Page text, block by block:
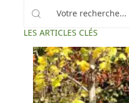
LES ARTICLES CLÉS